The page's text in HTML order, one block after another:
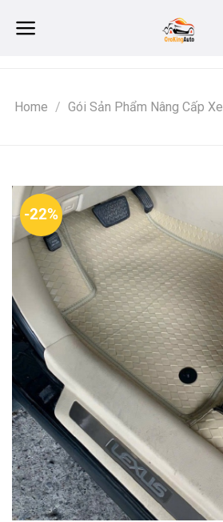
Home / Gói Sản Phẩm Nâng Cấp Xe
-22%